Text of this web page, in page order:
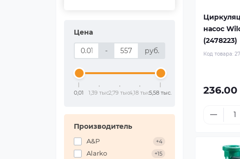
Цена
- руб.
0,01 1,39 тыс.2,79 тыс.4,18 тыс.5,58 тыс.
Производитель
A&P +4
Alarko +15
насос
(2478223)
Код товара:
236.00